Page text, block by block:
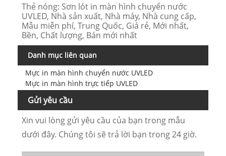
Thẻ nóng: Sơn lót in màn hình chuyển nước
UVLED, Nhà sản xuất, Nhà máy, Nhà cung cấp,
Mẫu miễn phí, Trung Quốc, Giá rẻ, Mới nhất,
Bền, Chất lượng, Bán mới nhất
Danh mục liên quan
Mực in màn hình chuyển nước UVLED
Mực in màn hình trực tiếp UVLED
Gửi yêu cầu
Xin vui lòng gửi yêu cầu của bạn trong mẫu
dưới đây. Chúng tôi sẽ trả lời bạn trong 24 giờ.